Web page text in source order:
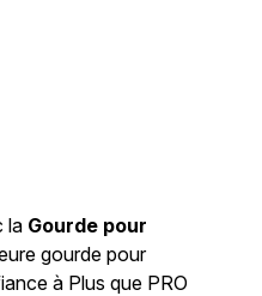
la Gourde pour
gourde pour
à Plus que PRO